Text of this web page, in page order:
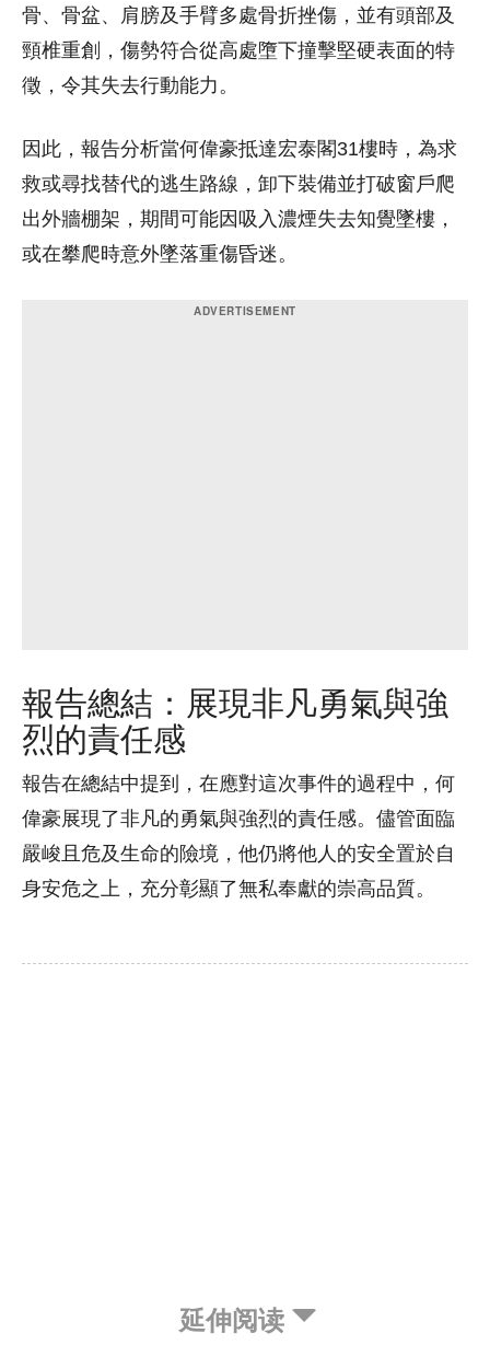
骨、骨盆、肩膀及手臂多處骨折挫傷，並有頭部及
頸椎重創，傷勢符合從高處墮下撞擊堅硬表面的特
徵，令其失去行動能力。
因此，報告分析當何偉豪抵達宏泰閣31樓時，為求
救或尋找替代的逃生路線，卸下裝備並打破窗戶爬
出外牆棚架，期間可能因吸入濃煙失去知覺墜樓，
或在攀爬時意外墜落重傷昏迷。
報告總結：展現非凡勇氣與強
烈的責任感
報告在總結中提到，在應對這次事件的過程中，何
偉豪展現了非凡的勇氣與強烈的責任感。儘管面臨
嚴峻且危及生命的險境，他仍將他人的安全置於自
身安危之上，充分彰顯了無私奉獻的崇高品質。
延伸阅读